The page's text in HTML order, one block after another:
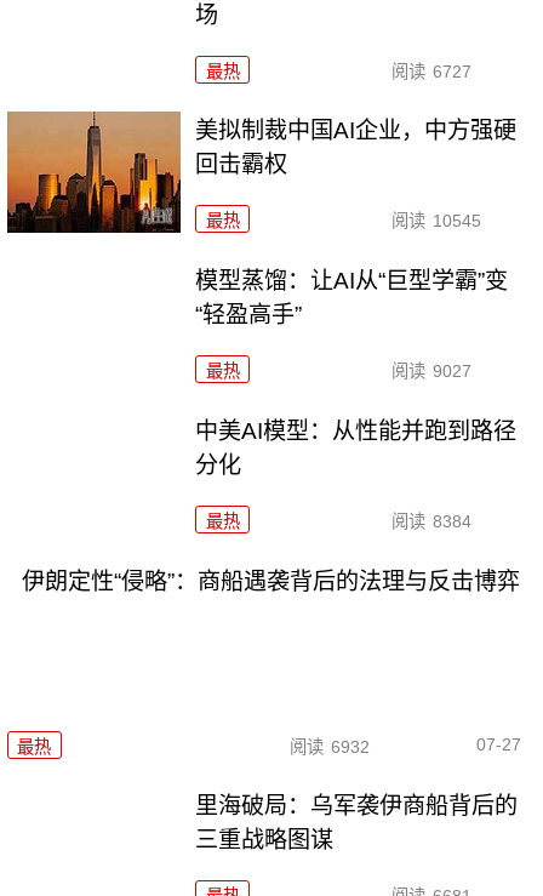
场
最热 阅读 6727
美拟制裁中国AI企业，中方强硬
回击霸权
最热 阅读 10545
模型蒸馏：让AI从“巨型学霸”变
“轻盈高手”
最热 阅读 9027
中美AI模型：从性能并跑到路径
分化
最热 阅读 8384
伊朗定性“侵略”：商船遇袭背后的法理与反击博弈
最热 阅读 6932 07-27
里海破局：乌军袭伊商船背后的
三重战略图谋